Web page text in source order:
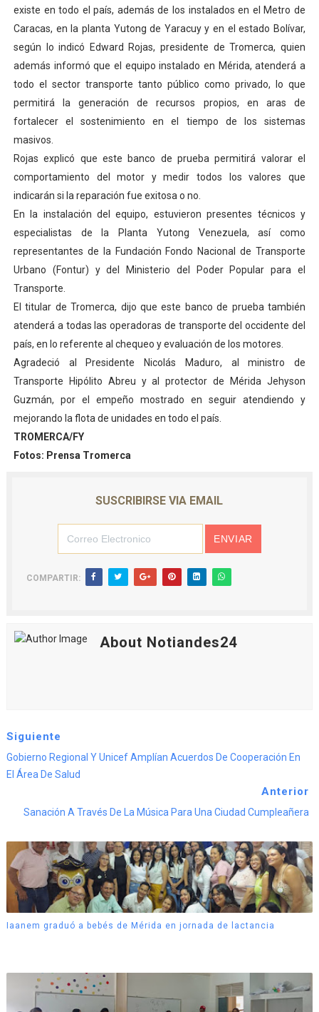
Entregan planta eléctrica para fortalecer la atención
Expertos inspeccionan espacios del OAN para la
Dictan MasterClass en el marco del Encuentro LAGO
Campo Elías avanza con plan de asfaltado
Encuentro estadal fortalece la coordinación de
Gobernador Arnaldo Sánchez apadrina a más de 993
Plan Quirúrgico Regional llega a Pueblo Llano con la
existe en todo el país, además de los instalados en el Metro de
Caracas, en la planta Yutong de Yaracuy y en el estado Bolívar,
según lo indicó Edward Rojas, presidente de Tromerca, quien
además informó que el equipo instalado en Mérida, atenderá a
todo el sector transporte tanto público como privado, lo que
permitirá la generación de recursos propios, en aras de
fortalecer el sostenimiento en el tiempo de los sistemas
masivos.
Rojas explicó que este banco de prueba permitirá valorar el
comportamiento del motor y medir todos los valores que
indicarán si la reparación fue exitosa o no.
En la instalación del equipo, estuvieron presentes técnicos y
especialistas de la Planta Yutong Venezuela, así como
representantes de la Fundación Fondo Nacional de Transporte
Urbano (Fontur) y del Ministerio del Poder Popular para el
Transporte.
El titular de Tromerca, dijo que este banco de prueba también
atenderá a todas las operadoras de transporte del occidente del
país, en lo referente al chequeo y evaluación de los motores.
Agradeció al Presidente Nicolás Maduro, al ministro de
Transporte Hipólito Abreu y al protector de Mérida Jehyson
Guzmán, por el empeño mostrado en seguir atendiendo y
mejorando la flota de unidades en todo el país.
TROMERCA/FY
Fotos: Prensa Tromerca
SUSCRIBIRSE VIA EMAIL
COMPARTIR:
About Notiandes24
Siguiente
Gobierno Regional Y Unicef Amplían Acuerdos De Cooperación En
El Área De Salud
Anterior
Sanación A Través De La Música Para Una Ciudad Cumpleañera
Iaanem graduó a bebés de Mérida en jornada de lactancia